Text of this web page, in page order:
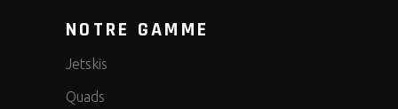
NOTRE GAMME
Jetskis
Quads